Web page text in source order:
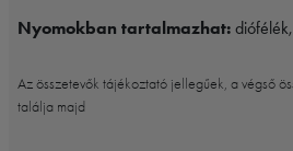
Nyomokban tartalmazhat:
Az összetevők tájékoztató jellegűek, a végső
találja majd